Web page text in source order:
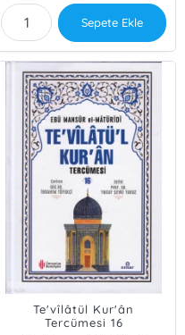
Sepete Ekle
Te'vîlâtül Kur'ân
Tercümesi 16